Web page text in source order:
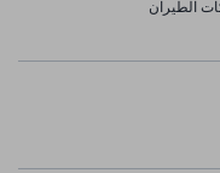
الطيران